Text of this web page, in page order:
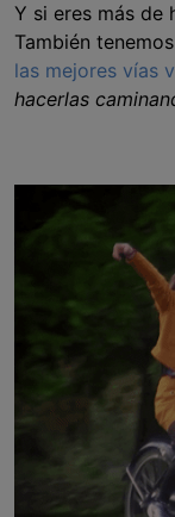
Y si eres más de
También tenemos
las mejores vías
hacerlas